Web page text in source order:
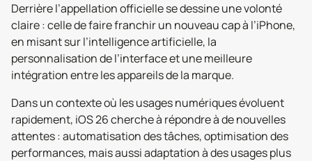
Derrière l’appellation officielle se dessine une volonté
claire : celle de faire franchir un nouveau cap à l’iPhone,
en misant sur l’intelligence artificielle, la
personnalisation de l’interface et une meilleure
intégration entre les appareils de la marque.
Dans un contexte où les usages numériques évoluent
rapidement, iOS 26 cherche à répondre à de nouvelles
attentes : automatisation des tâches, optimisation des
performances, mais aussi adaptation à des usages plus